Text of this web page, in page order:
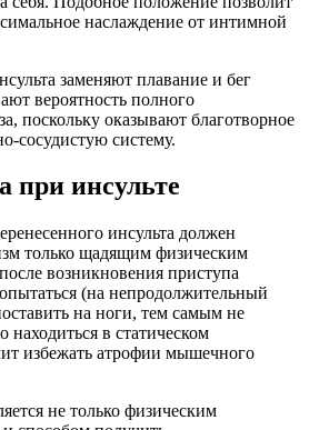
наслаждение от интимной
заменяют плавание и бег
вероятность полного
поскольку оказывают благотворное
сосудистую систему.
при инсульте
инсульта должен
только щадящим физическим
возникновения приступа
(на непродолжительный
на ноги, тем самым не
находиться в статическом
избежать атрофии мышечного
не только физическим